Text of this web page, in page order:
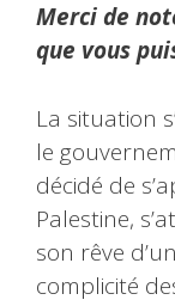
Merci de
que vous
La situation
le
décidé de
Palestine,
son rêve
complicité